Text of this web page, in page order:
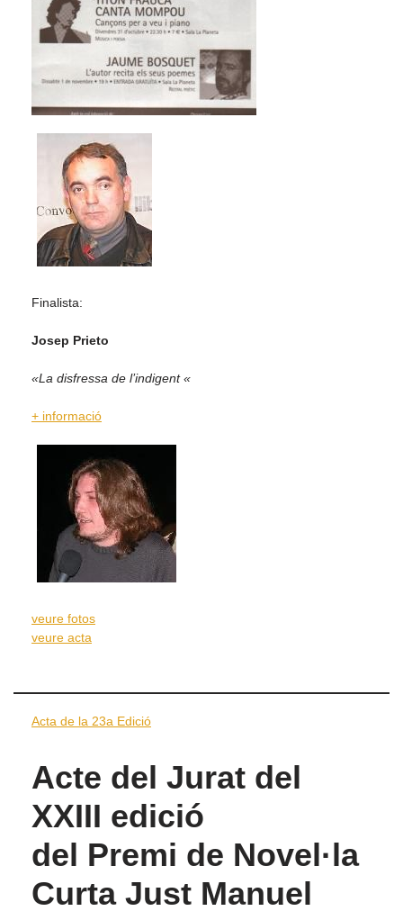
Finalista:
Josep Prieto
«La disfressa de l’indigent «
+ informació
veure fotos
veure acta
Acta de la 23a Edició
Acte del Jurat del
XXIII edició
del Premi de Novel·la
Curta Just Manuel